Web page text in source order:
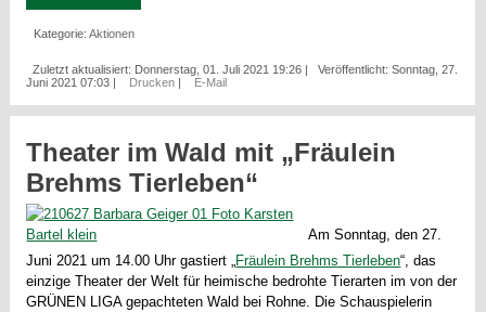
Kategorie:Aktionen
Zuletzt aktualisiert: Donnerstag, 01. Juli 2021 19:26 |
Veröffentlicht: Sonntag, 27.
Juni 2021 07:03 | Drucken | E-Mail
Theater im Wald mit „Fräulein
Brehms Tierleben“
Am Sonntag, den 27.
Juni 2021 um 14.00 Uhr gastiert „
Fräulein Brehms Tierleben“, das
einzige Theater der Welt für heimische bedrohte Tierarten im von der
GRÜNEN LIGA gepachteten Wald bei Rohne. Die Schauspielerin